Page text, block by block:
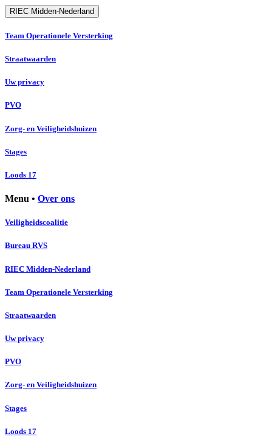
RIEC Midden-Nederland
Team Operationele Versterking
Straatwaarden
Uw privacy
PVO
Zorg- en Veiligheidshuizen
Stages
Loods 17
Menu • Over ons
Veiligheidscoalitie
Bureau RVS
RIEC Midden-Nederland
Team Operationele Versterking
Straatwaarden
Uw privacy
PVO
Zorg- en Veiligheidshuizen
Stages
Loods 17